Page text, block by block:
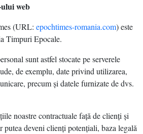
web
(URL: epochtimes-romania.com) este
Timpuri Epocale.
sunt astfel stocate pe serverele
de exemplu, date privind utilizarea,
precum şi datele furnizate de dvs.
noastre contractuale faţă de clienţi şi
putea deveni clienţi potenţiali, baza legală